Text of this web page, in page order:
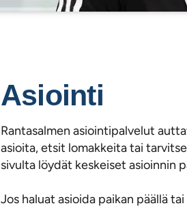
Asiointi
Rantasalmen asiointipalvelut
asioita, etsit lomakkeita tai
sivulta löydät keskeiset asioinnin
Jos haluat asioida paikan päällä